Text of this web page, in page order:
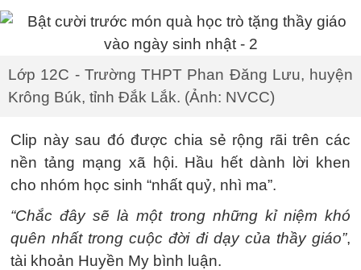
Lớp 12C - Trường THPT Phan Đăng Lưu, huyện
Krông Búk, tỉnh Đắk Lắk. (Ảnh: NVCC)
Clip này sau đó được chia sẻ rộng rãi trên các
nền tảng mạng xã hội. Hầu hết dành lời khen
cho nhóm học sinh “nhất quỷ, nhì ma”.
“Chắc đây sẽ là một trong những kỉ niệm khó
quên nhất trong cuộc đời đi dạy của thầy giáo”,
tài khoản Huyền My bình luận.